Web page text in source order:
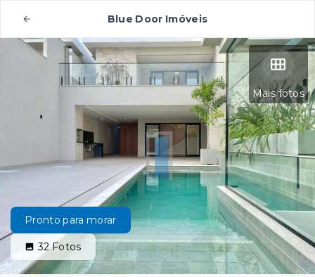
Blue Door Imóveis
Mais fotos
Pronto para morar
32Fotos